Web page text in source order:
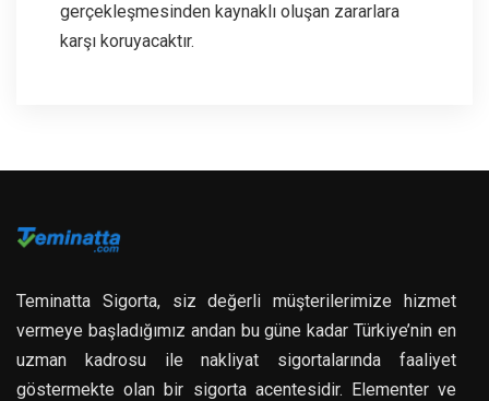
gerçekleşmesinden kaynaklı oluşan zararlara
karşı koruyacaktır.
Teminatta Sigorta, siz değerli müşterilerimize hizmet
vermeye başladığımız andan bu güne kadar Türkiye’nin en
uzman kadrosu ile nakliyat sigortalarında faaliyet
göstermekte olan bir sigorta acentesidir. Elementer ve